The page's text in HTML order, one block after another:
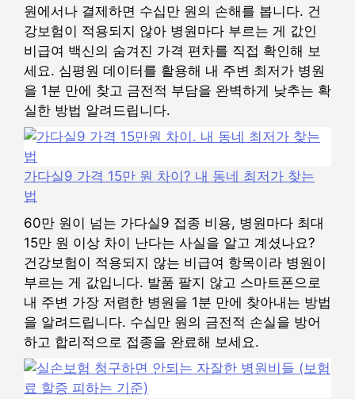
원에서나 결제하면 수십만 원의 손해를 봅니다. 건
강보험이 적용되지 않아 병원마다 부르는 게 값인
비급여 백신의 숨겨진 가격 편차를 직접 확인해 보
세요. 심평원 데이터를 활용해 내 주변 최저가 병원
을 1분 만에 찾고 금전적 부담을 완벽하게 낮추는 확
실한 방법 알려드립니다.
가다실9 가격 15만 원 차이? 내 동네 최저가 찾는
법
60만 원이 넘는 가다실9 접종 비용, 병원마다 최대
15만 원 이상 차이 난다는 사실을 알고 계셨나요?
건강보험이 적용되지 않는 비급여 항목이라 병원이
부르는 게 값입니다. 발품 팔지 않고 스마트폰으로
내 주변 가장 저렴한 병원을 1분 만에 찾아내는 방법
을 알려드립니다. 수십만 원의 금전적 손실을 방어
하고 합리적으로 접종을 완료해 보세요.